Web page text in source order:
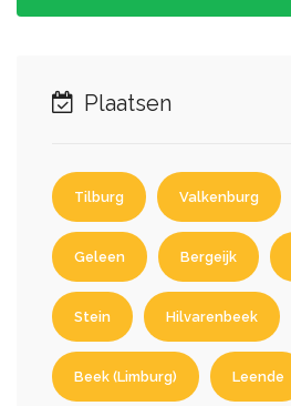
Plaatsen
Tilburg Valkenburg
Geleen Bergeijk
Stein Hilvarenbeek
Beek (Limburg) Leende